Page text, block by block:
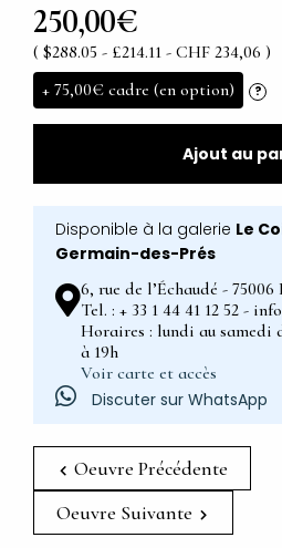
250,00€
( $288.05 - £214.11 - CHF 234,06 )
+ 75,00€ cadre (en option) ?
Ajout au
Disponible à la galerie Le
Germain-des-Prés
6, rue de l’Échaudé - 75006
Tel. : + 33 1 44 41 12 52 -
Horaires : lundi au samedi
à 19h
Voir carte et accès
Discuter sur WhatsApp
Oeuvre Précédente
Oeuvre Suivante